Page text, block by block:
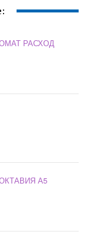
РАСХОД
А5